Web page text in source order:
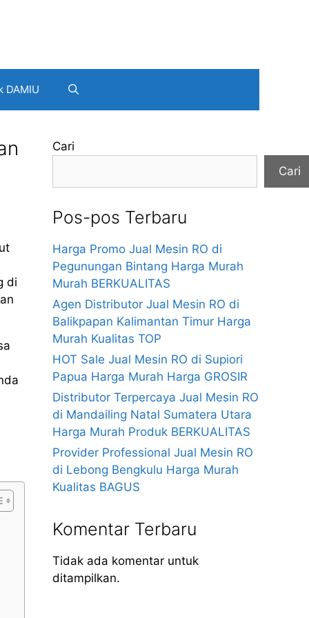
DAMIU
di
Cari
Cari
Pos-pos Terbaru
Harga Promo Jual Mesin RO di
Pegunungan Bintang Harga Murah
Murah BERKUALITAS
Agen Distributor Jual Mesin RO di
Balikpapan Kalimantan Timur Harga
Murah Kualitas TOP
HOT Sale Jual Mesin RO di Supiori
Papua Harga Murah Harga GROSIR
Distributor Terpercaya Jual Mesin RO
di Mandailing Natal Sumatera Utara
Harga Murah Produk BERKUALITAS
Provider Professional Jual Mesin RO
di Lebong Bengkulu Harga Murah
Kualitas BAGUS
Komentar Terbaru
Tidak ada komentar untuk
ditampilkan.